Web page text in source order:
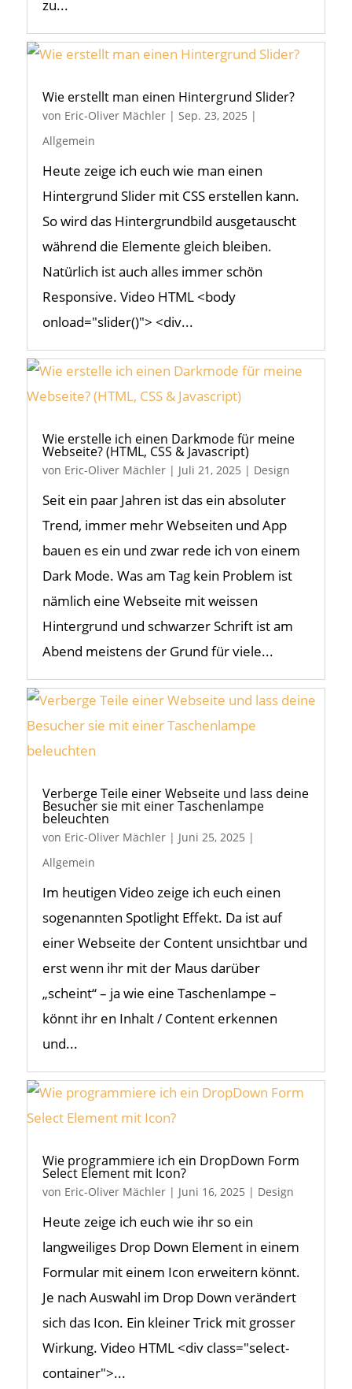
zu...
Wie erstellt man einen Hintergrund Slider?
von Eric-Oliver Mächler| Sep. 23, 2025 |
Allgemein
Heute zeige ich euch wie man einen
Hintergrund Slider mit CSS erstellen kann.
So wird das Hintergrundbild ausgetauscht
während die Elemente gleich bleiben.
Natürlich ist auch alles immer schön
Responsive. Video HTML <body
onload="slider()"> <div...
Wie erstelle ich einen Darkmode für meine
Webseite? (HTML, CSS & Javascript)
von Eric-Oliver Mächler| Juli 21, 2025 | Design
Seit ein paar Jahren ist das ein absoluter
Trend, immer mehr Webseiten und App
bauen es ein und zwar rede ich von einem
Dark Mode. Was am Tag kein Problem ist
nämlich eine Webseite mit weissen
Hintergrund und schwarzer Schrift ist am
Abend meistens der Grund für viele...
Verberge Teile einer Webseite und lass deine
Besucher sie mit einer Taschenlampe
beleuchten
von Eric-Oliver Mächler| Juni 25, 2025 |
Allgemein
Im heutigen Video zeige ich euch einen
sogenannten Spotlight Effekt. Da ist auf
einer Webseite der Content unsichtbar und
erst wenn ihr mit der Maus darüber
„scheint“ – ja wie eine Taschenlampe –
könnt ihr en Inhalt / Content erkennen
und...
Wie programmiere ich ein DropDown Form
Select Element mit Icon?
von Eric-Oliver Mächler| Juni 16, 2025 | Design
Heute zeige ich euch wie ihr so ein
langweiliges Drop Down Element in einem
Formular mit einem Icon erweitern könnt.
Je nach Auswahl im Drop Down verändert
sich das Icon. Ein kleiner Trick mit grosser
Wirkung. Video HTML <div class="select-
container">...